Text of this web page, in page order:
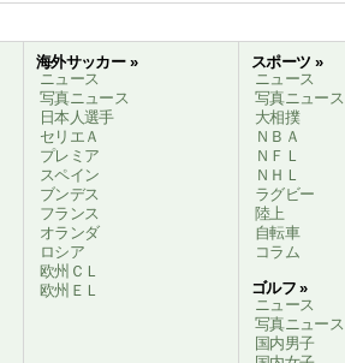
海外サッカー »
ニュース
写真ニュース
日本人選手
セリエＡ
プレミア
スペイン
ブンデス
フランス
オランダ
ロシア
欧州ＣＬ
欧州ＥＬ
スポーツ »
ニュース
写真ニュース
大相撲
ＮＢＡ
ＮＦＬ
ＮＨＬ
ラグビー
陸上
自転車
コラム
ゴルフ »
ニュース
写真ニュース
国内男子